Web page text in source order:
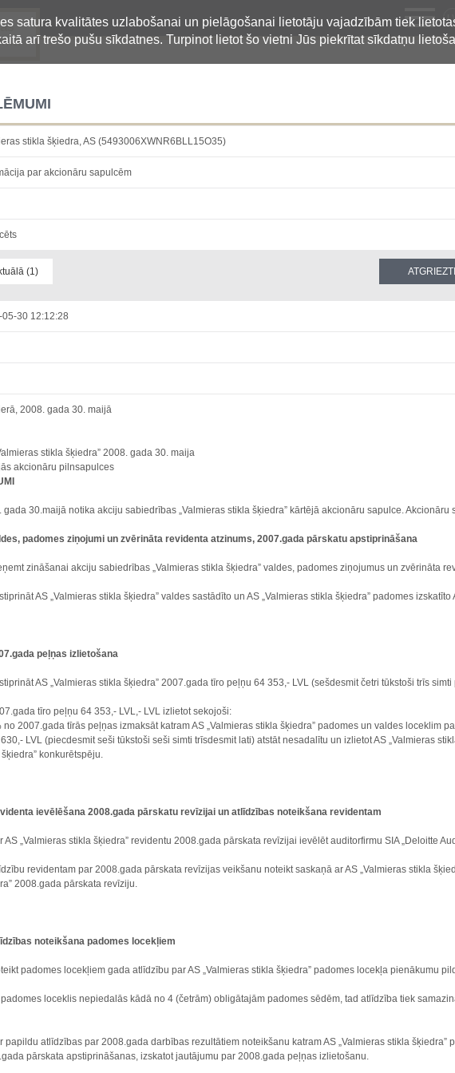
satura kvalitātes uzlabošanai un pielāgošanai lietotāju vajadzībām tiek
arī trešo pušu sīkdatnes. Turpinot lietot šo vietni Jūs piekrītat sīkdatņu
stikla šķiedra, AS (5493006XWNR6BLL15O35)
par akcionāru sapulcēm
(1)
30 12:12:28
2008. gada 30. maijā
stikla šķiedra” 2008. gada 30. maija
akcionāru pilnsapulces
gada 30.maijā notika akciju sabiedrības „Valmieras stikla šķiedra” kārtējā akcionāru sapulce.
padomes ziņojumi un zvērināta revidenta atzinums, 2007.gada pārskatu apstiprināšana
zināšanai akciju sabiedrības „Valmieras stikla šķiedra” valdes, padomes ziņojumus un zvērināta
AS „Valmieras stikla šķiedra” valdes sastādīto un AS „Valmieras stikla šķiedra” padomes
peļņas izlietošana
AS „Valmieras stikla šķiedra” 2007.gada tīro peļņu 64 353,- LVL (sešdesmit četri tūkstoši trīs
tīro peļņu 64 353,- LVL,- LVL izlietot sekojoši:
no 2007.gada tīrās peļņas izmaksāt katram AS „Valmieras stikla šķiedra” padomes un valdes loceklim
LVL (piecdesmit seši tūkstoši seši simti trīsdesmit lati) atstāt nesadalītu un izlietot AS „Valmieras
konkurētspēju.
ievēlēšana 2008.gada pārskatu revīzijai un atlīdzības noteikšana revidentam
AS „Valmieras stikla šķiedra” revidentu 2008.gada pārskata revīzijai ievēlēt auditorfirmu SIA „Deloitte
revidentam par 2008.gada pārskata revīzijas veikšanu noteikt saskaņā ar AS „Valmieras stikla
2008.gada pārskata revīziju.
noteikšana padomes locekļiem
padomes locekļiem gada atlīdzību par AS „Valmieras stikla šķiedra” padomes locekļa pienākumu
loceklis nepiedalās kādā no 4 (četrām) obligātajām padomes sēdēm, tad atlīdzība tiek
papildu atlīdzības par 2008.gada darbības rezultātiem noteikšanu katram AS „Valmieras stikla
pārskata apstiprināšanas, izskatot jautājumu par 2008.gada peļņas izlietošanu.